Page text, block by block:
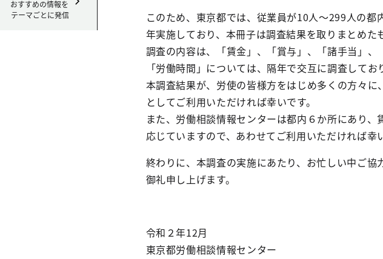
おすすめの情報を
テーマごとに発信
このため、東京都では、従業員が10人～299人の
年実施しており、本冊子は調査結果を取りまとめた
調査の内容は、「賃金」、「賞与」、「諸手当」
「労働時間」については、隔年で交互に調査して
本調査結果が、労使の皆様方をはじめ多くの方々
としてご利用いただければ幸いです。
また、労働相談情報センターは都内６か所にあり
応じていますので、あわせてご利用いただければ幸
終わりに、本調査の実施にあたり、お忙しい中ご
御礼申し上げます。
令和２年12月
東京都労働相談情報センター